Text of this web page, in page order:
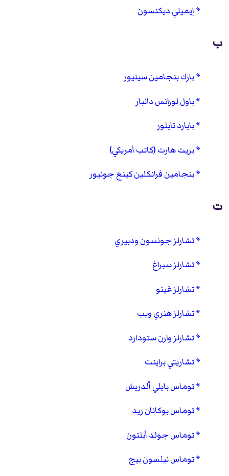
إيميلي ديكنسون
ب
بارك بنجامين سينيور
باول لورانس دانبار
بايارد تايلور
بريت هارت (كاتب أمريكي)
بنجامين فرانكلين كينغ جونيور
ت
تشارلز جونسون ودبيري
تشارلز سبراغ
تشارلز غيتو
تشارلز هنري ويب
تشارلز وارن ستودارد
تشاريتي براينت
توماس بايلي ألدريش
توماس بوكانان ريد
توماس جولد أبلتون
توماس نيلسون بيج